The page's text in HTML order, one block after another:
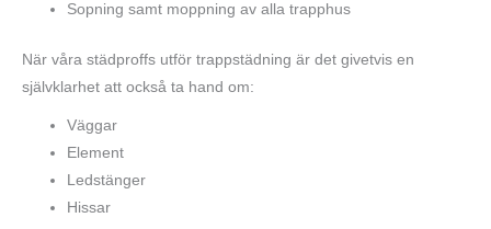
Sopning samt moppning av alla trapphus
När våra städproffs utför trappstädning är det givetvis en
självklarhet att också ta hand om:
Väggar
Element
Ledstänger
Hissar